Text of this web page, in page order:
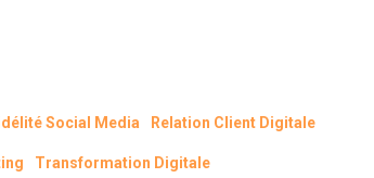
Social Media Relation Client Digitale
Transformation Digitale